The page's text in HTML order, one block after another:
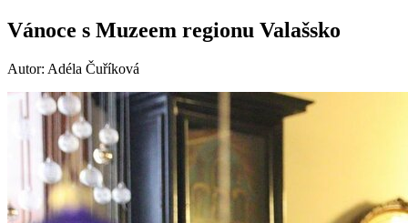
Vánoce s Muzeem regionu Valašsko
Autor: Adéla Čuříková